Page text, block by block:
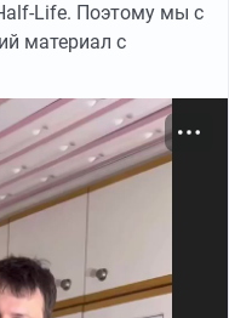
Life. Поэтому мы с
материал с